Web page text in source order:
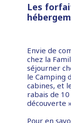
Les
Envie de
chez la
séjourner
le Camping
cabines, et
rabais de
découverte
Pour en